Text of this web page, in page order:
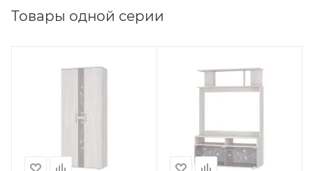
Товары одной серии